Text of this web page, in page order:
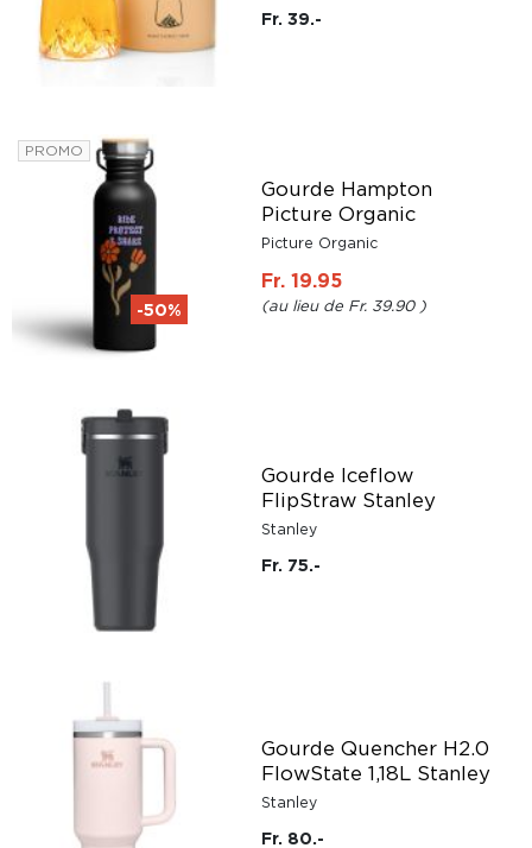
Fr. 39.-
PROMO
Gourde Hampton
Picture Organic
Picture Organic
Fr. 19.95
Fr. 39.90
-50%
Gourde Iceflow
FlipStraw Stanley
Stanley
Fr. 75.-
Gourde Quencher H2.0
FlowState 1,18L Stanley
Stanley
Fr. 80.-